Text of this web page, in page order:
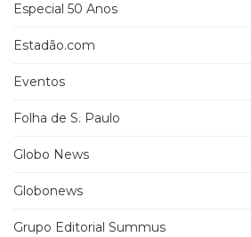
Especial 50 Anos
Estadão.com
Eventos
Folha de S. Paulo
Globo News
Globonews
Grupo Editorial Summus